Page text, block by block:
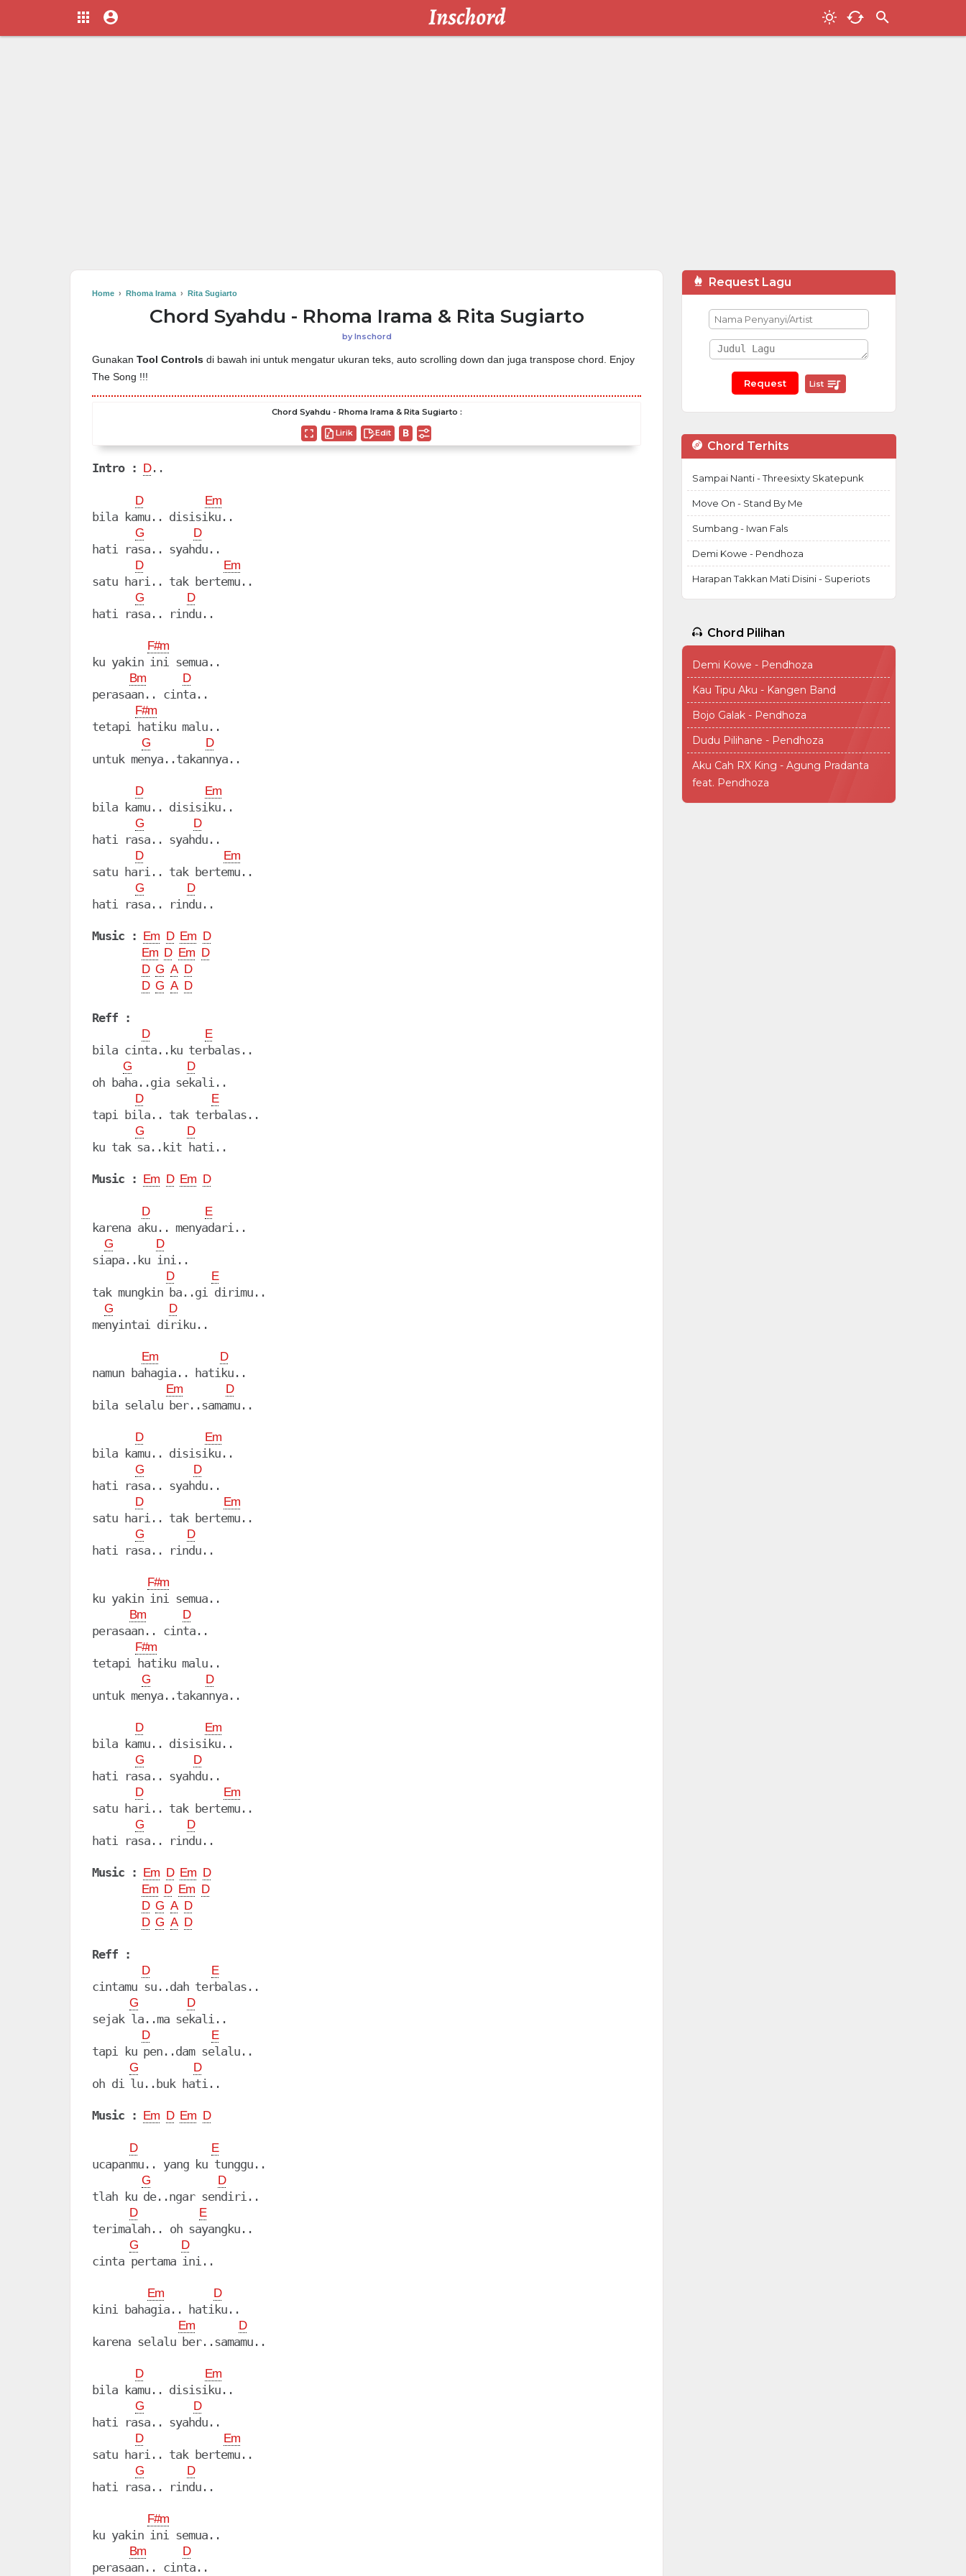
Home › Rhoma Irama › Rita Sugiarto
Chord Syahdu - Rhoma Irama & Rita Sugiarto
byInschord
Gunakan Tool Controls di bawah ini untuk mengatur ukuran teks, auto scrolling down dan juga transpose chord. Enjoy
The Song !!!
Chord Syahdu - Rhoma Irama & Rita Sugiarto :
Lirik Edit
Intro : D..
D Em
bila kamu.. disisiku..
G D
hati rasa.. syahdu..
D Em
satu hari.. tak bertemu..
G D
F#m
ku yakin ini semua..
Bm D
perasaan.. cinta..
F#m
tetapi hatiku malu..
G D
untuk menya..takannya..
D Em
bila kamu.. disisiku..
G D
hati rasa.. syahdu..
D Em
satu hari.. tak bertemu..
G D
hati rasa.. rindu..
Music : Em D Em D
Em D Em D
D G A D
D G A D
Reff :
D E
bila cinta..ku terbalas..
G D
oh baha..gia sekali..
D E
tapi bila.. tak terbalas..
G D
ku tak sa..kit hati..
Music : Em D Em D
D E
karena aku.. menyadari..
G D
siapa..ku ini..
D E
tak mungkin ba..gi dirimu..
G D
menyintai diriku..
Em D
namun bahagia.. hatiku..
Em D
bila selalu ber..samamu..
D Em
bila kamu.. disisiku..
G D
hati rasa.. syahdu..
D Em
satu hari.. tak bertemu..
G D
hati rasa.. rindu..
F#m
ku yakin ini semua..
Bm D
perasaan.. cinta..
F#m
tetapi hatiku malu..
G D
untuk menya..takannya..
D Em
bila kamu.. disisiku..
G D
hati rasa.. syahdu..
D Em
satu hari.. tak bertemu..
G D
hati rasa.. rindu..
Music : Em D Em D
Em D Em D
D G A D
D G A D
Reff :
D E
cintamu su..dah terbalas..
G D
sejak la..ma sekali..
D E
tapi ku pen..dam selalu..
G D
oh di lu..buk hati..
Music : Em D Em D
D E
ucapanmu.. yang ku tunggu..
G D
tlah ku de..ngar sendiri..
D E
terimalah.. oh sayangku..
G D
cinta pertama ini..
Em D
kini bahagia.. hatiku..
Em D
karena selalu ber..samamu..
D Em
bila kamu.. disisiku..
G D
hati rasa.. syahdu..
D Em
satu hari.. tak bertemu..
G D
hati rasa.. rindu..
F#m
ku yakin ini semua..
Bm D
perasaan.. cinta..
Request Lagu
List
Chord Terhits
Sampai Nanti - Threesixty Skatepunk
Move On - Stand By Me
Sumbang - Iwan Fals
Demi Kowe - Pendhoza
Harapan Takkan Mati Disini - Superiots
Chord Pilihan
Demi Kowe - Pendhoza
Kau Tipu Aku - Kangen Band
Bojo Galak - Pendhoza
Dudu Pilihane - Pendhoza
Aku Cah RX King - Agung Pradanta
feat. Pendhoza